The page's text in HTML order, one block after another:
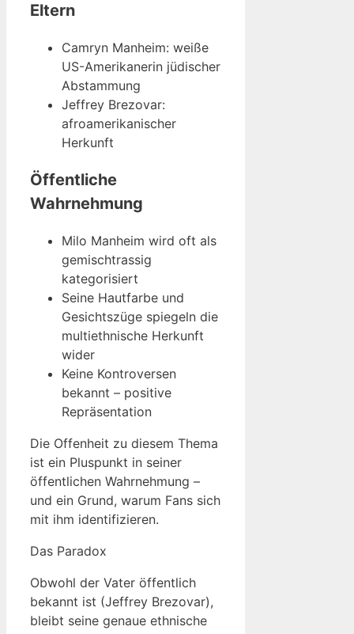
Eltern
Camryn Manheim: weiße
US-Amerikanerin jüdischer
Abstammung
Jeffrey Brezovar:
afroamerikanischer
Herkunft
Öffentliche
Wahrnehmung
Milo Manheim wird oft als
gemischtrassig
kategorisiert
Seine Hautfarbe und
Gesichtszüge spiegeln die
multiethnische Herkunft
wider
Keine Kontroversen
bekannt – positive
Repräsentation
Die Offenheit zu diesem Thema
ist ein Pluspunkt in seiner
öffentlichen Wahrnehmung –
und ein Grund, warum Fans sich
mit ihm identifizieren.
Das Paradox
Obwohl der Vater öffentlich
bekannt ist (Jeffrey Brezovar),
bleibt seine genaue ethnische